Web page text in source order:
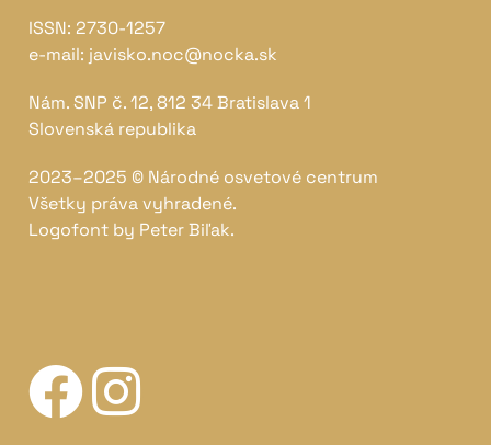
ISSN: 2730-1257
e-mail: javisko.noc@nocka.sk
Nám. SNP č. 12, 812 34 Bratislava 1
Slovenská republika
2023–2025 © Národné osvetové centrum
Všetky práva vyhradené.
Logofont by Peter Biľak.